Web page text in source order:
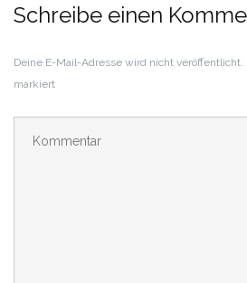
Schreibe einen
Deine E-Mail-Adresse wird nicht veröffentlicht.
markiert